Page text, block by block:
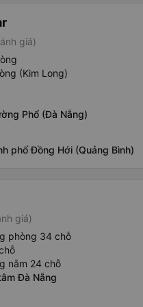
giá)
(Kim Long)
Phổ (Đà Nẵng)
phố Đồng Hới (Quảng Bình)
giá)
phòng 34 chỗ
nằm 24 chỗ
Đà Nẵng